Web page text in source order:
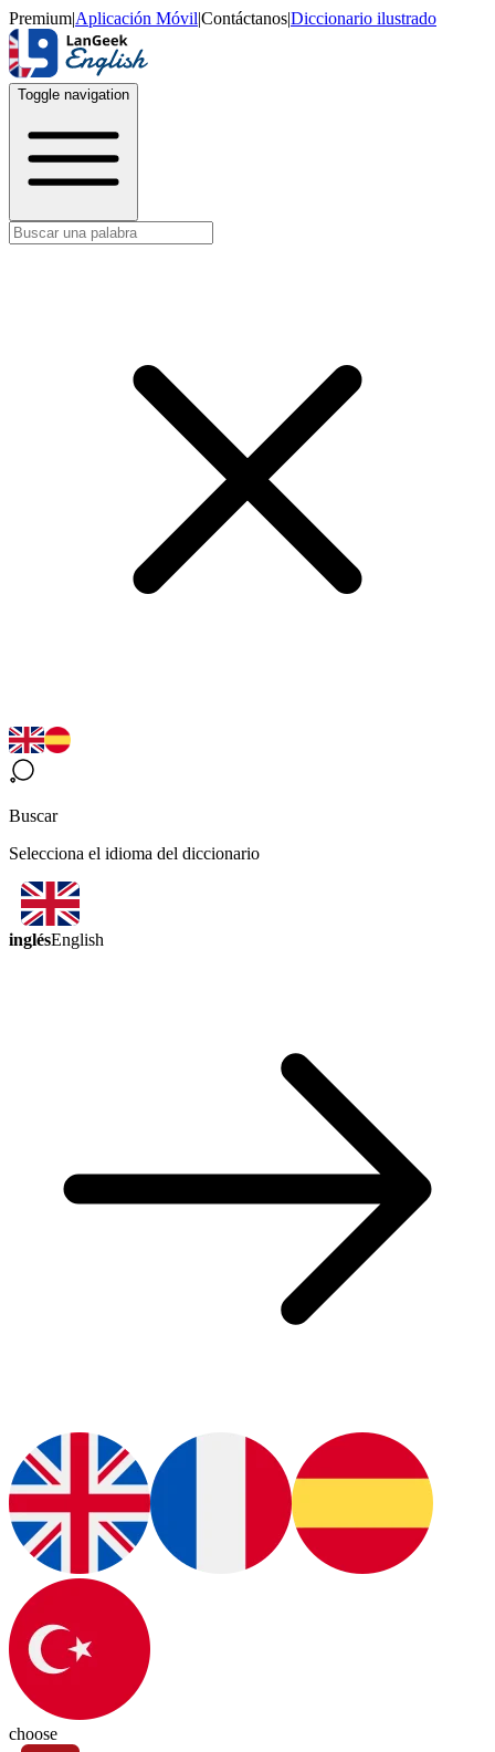
Premium|Aplicación Móvil|Contáctanos|Diccionario ilustrado
Toggle navigation
Buscar
Selecciona el idioma del diccionario
inglésEnglish
choose